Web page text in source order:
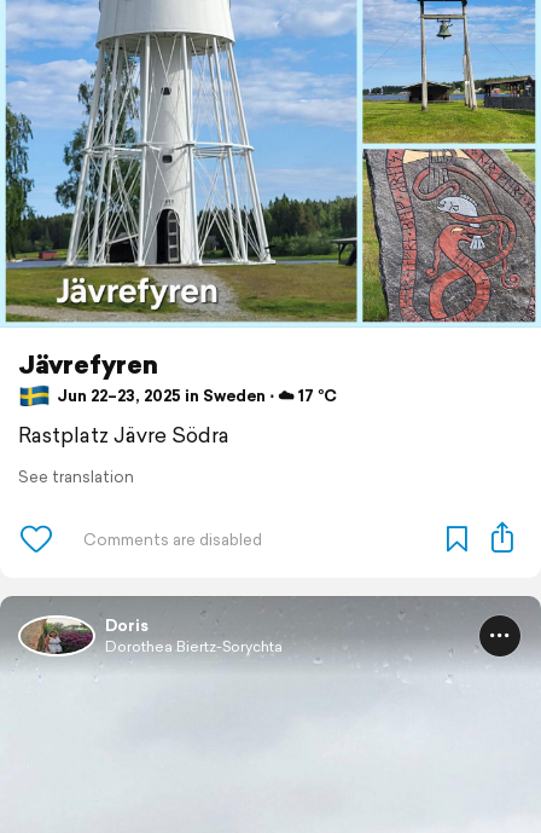
Jävrefyren
Jun 22–23, 2025 in Sweden ⋅ ☁️ 17 °C
Rastplatz Jävre Södra
See translation
Doris
Dorothea Biertz-Sorychta